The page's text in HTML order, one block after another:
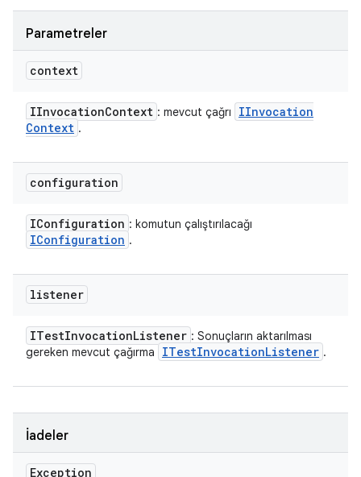
Parametreler
context
IInvocationContext : mevcut çağrı
IInvocation
Context .
configuration
IConfiguration : komutun çalıştırılacağı
IConfiguration .
listener
ITestInvocationListener : Sonuçların aktarılması
gereken mevcut çağırma
ITestInvocationListener .
İadeler
Exception